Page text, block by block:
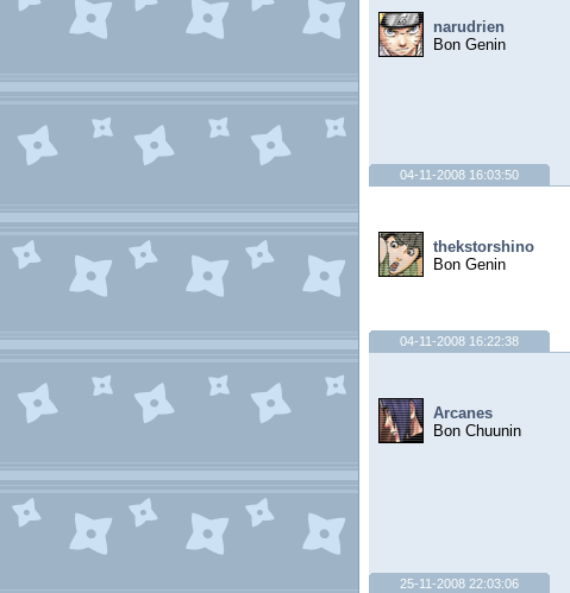
narudrien
Bon Genin
04-11-2008 16:03:50
thekstorshino
Bon Genin
04-11-2008 16:22:38
Arcanes
Bon Chuunin
25-11-2008 22:03:06